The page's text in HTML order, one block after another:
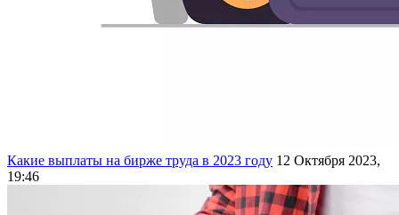
Какие выплаты на бирже труда в 2023 году 12 Октября 2023,
19:46